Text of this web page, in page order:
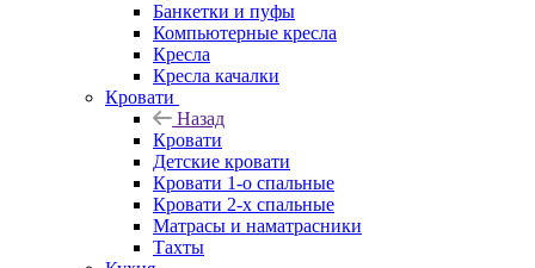
Банкетки и пуфы
Компьютерные кресла
Кресла
Кресла качалки
Кровати
Назад
Кровати
Детские кровати
Кровати 1-о спальные
Кровати 2-х спальные
Матрасы и наматрасники
Тахты